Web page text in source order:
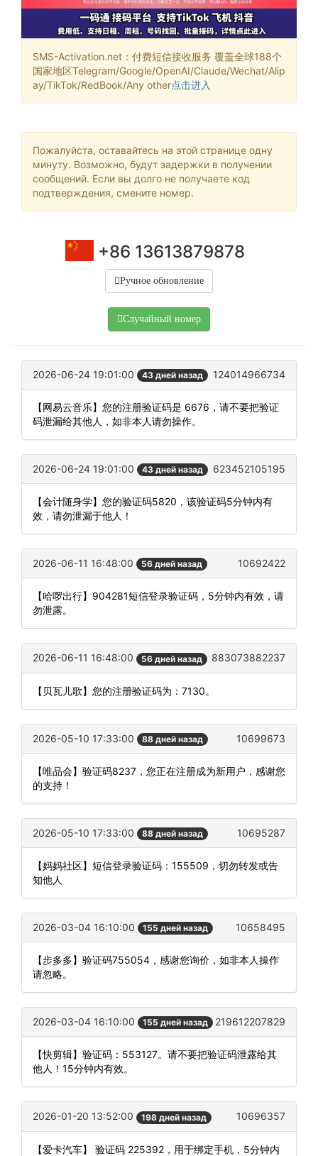
SMS-Activation.net：付费短信接收服务 覆盖全球188个
国家地区Telegram/Google/OpenAI/Claude/Wechat/Alip
ay/TikTok/RedBook/Any other点击进入
Пожалуйста, оставайтесь на этой странице одну
минуту. Возможно, будут задержки в получении
сообщений. Если вы долго не получаете код
подтверждения, смените номер.
+86 13613879878
Ручное обновление
Случайный номер
2026-06-24 19:01:00 43 дней назад 124014966734
【网易云音乐】您的注册验证码是 6676，请不要把验证
码泄漏给其他人，如非本人请勿操作。
2026-06-24 19:01:00 43 дней назад 623452105195
【会计随身学】您的验证码5820，该验证码5分钟内有
效，请勿泄漏于他人！
2026-06-11 16:48:00 56 дней назад 10692422
【哈啰出行】904281短信登录验证码，5分钟内有效，请
勿泄露。
2026-06-11 16:48:00 56 дней назад 883073882237
【贝瓦儿歌】您的注册验证码为：7130。
2026-05-10 17:33:00 88 дней назад 10699673
【唯品会】验证码8237，您正在注册成为新用户，感谢您
的支持！
2026-05-10 17:33:00 88 дней назад 10695287
【妈妈社区】短信登录验证码：155509，切勿转发或告
知他人
2026-03-04 16:10:00 155 дней назад 10658495
【步多多】验证码755054，感谢您询价，如非本人操作
请忽略。
2026-03-04 16:10:00 155 дней назад 219612207829
【快剪辑】验证码：553127。请不要把验证码泄露给其
他人！15分钟内有效。
2026-01-20 13:52:00 198 дней назад 10696357
【爱卡汽车】 验证码 225392，用于绑定手机，5分钟内